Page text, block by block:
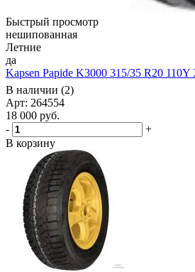
Быстрый просмотр
нешипованная
Летние
да
Kapsen Papide K3000 315/35 R20
В наличии (2)
Арт: 264554
18 000 руб.
-
+
В корзину